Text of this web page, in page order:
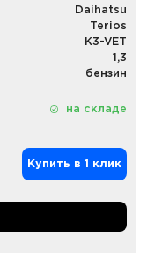
Daihatsu
Terios
K3-VET
1,3
бензин
на складе
Купить в 1 клик